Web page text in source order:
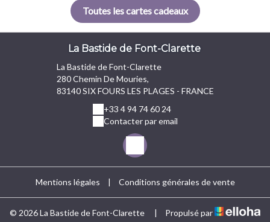
Toutes les cartes cadeaux
La Bastide de Font-Clarette
La Bastide de Font-Clarette
280 Chemin De Mouries,
83140 SIX FOURS LES PLAGES - FRANCE
+33 4 94 74 60 24
Contacter par email
Mentions légales Conditions générales de vente
© 2026 La Bastide de Font-Clarette Propulsé par